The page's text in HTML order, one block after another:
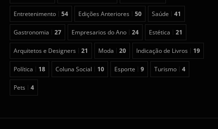
Entretenimento 54 Edições Anteriores 50 Saúde 41
Gastronomia 27 Empresarios do Ano 24 Estética 21
Arquitetos e Designers 21 Moda 20 Indicação de Livros 19
Política 18 Coluna Social 10 Esporte 9 Turismo 4
Pets 4